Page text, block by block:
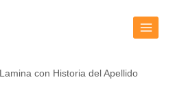
Lamina con Historia del Apellido